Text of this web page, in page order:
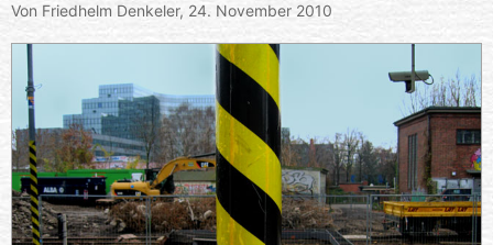
Von Friedhelm Denkeler, 24. November 2010